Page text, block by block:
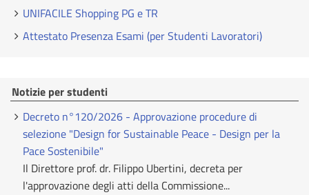
UNIFACILE Shopping PG e TR
Attestato Presenza Esami (per Studenti Lavoratori)
Notizie per studenti
Decreto n°120/2026 - Approvazione procedure di
selezione "Design for Sustainable Peace - Design per la
Pace Sostenibile"
Il Direttore prof. dr. Filippo Ubertini, decreta per
l'approvazione degli atti della Commissione...